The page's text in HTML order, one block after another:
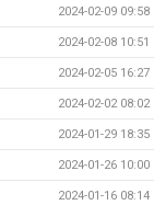
2024-02-09 09:58
2024-02-08 10:51
2024-02-05 16:27
2024-02-02 08:02
2024-01-29 18:35
2024-01-26 10:00
2024-01-16 08:14